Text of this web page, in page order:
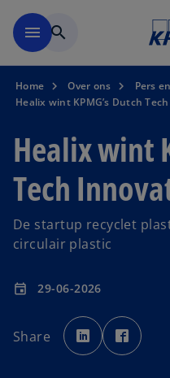
menu search
Home Over ons Pers
Healix wint KPMG’s Dutch
Healix wint
Tech
De startup recyclet
circulair plastic
event 29-06-2026
Share
o
p
e
n
p
e